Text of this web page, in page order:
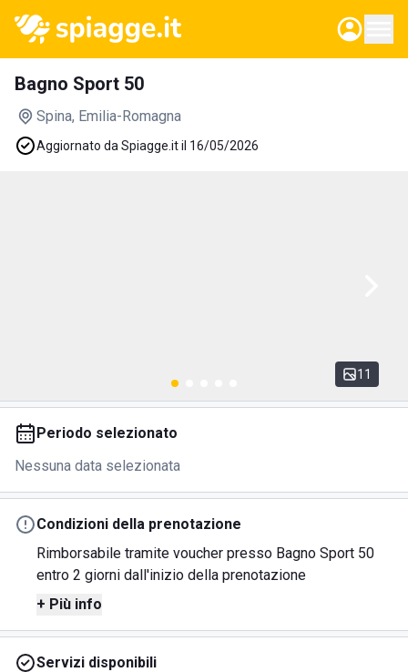
Bagno Sport 50
Spina, Emilia-Romagna
Aggiornato da Spiagge.it il 16/05/2026
11
Periodo selezionato
Nessuna data selezionata
Condizioni della prenotazione
Rimborsabile tramite voucher presso Bagno Sport 50
entro 2 giorni dall'inizio della prenotazione
+ Più info
Servizi disponibili